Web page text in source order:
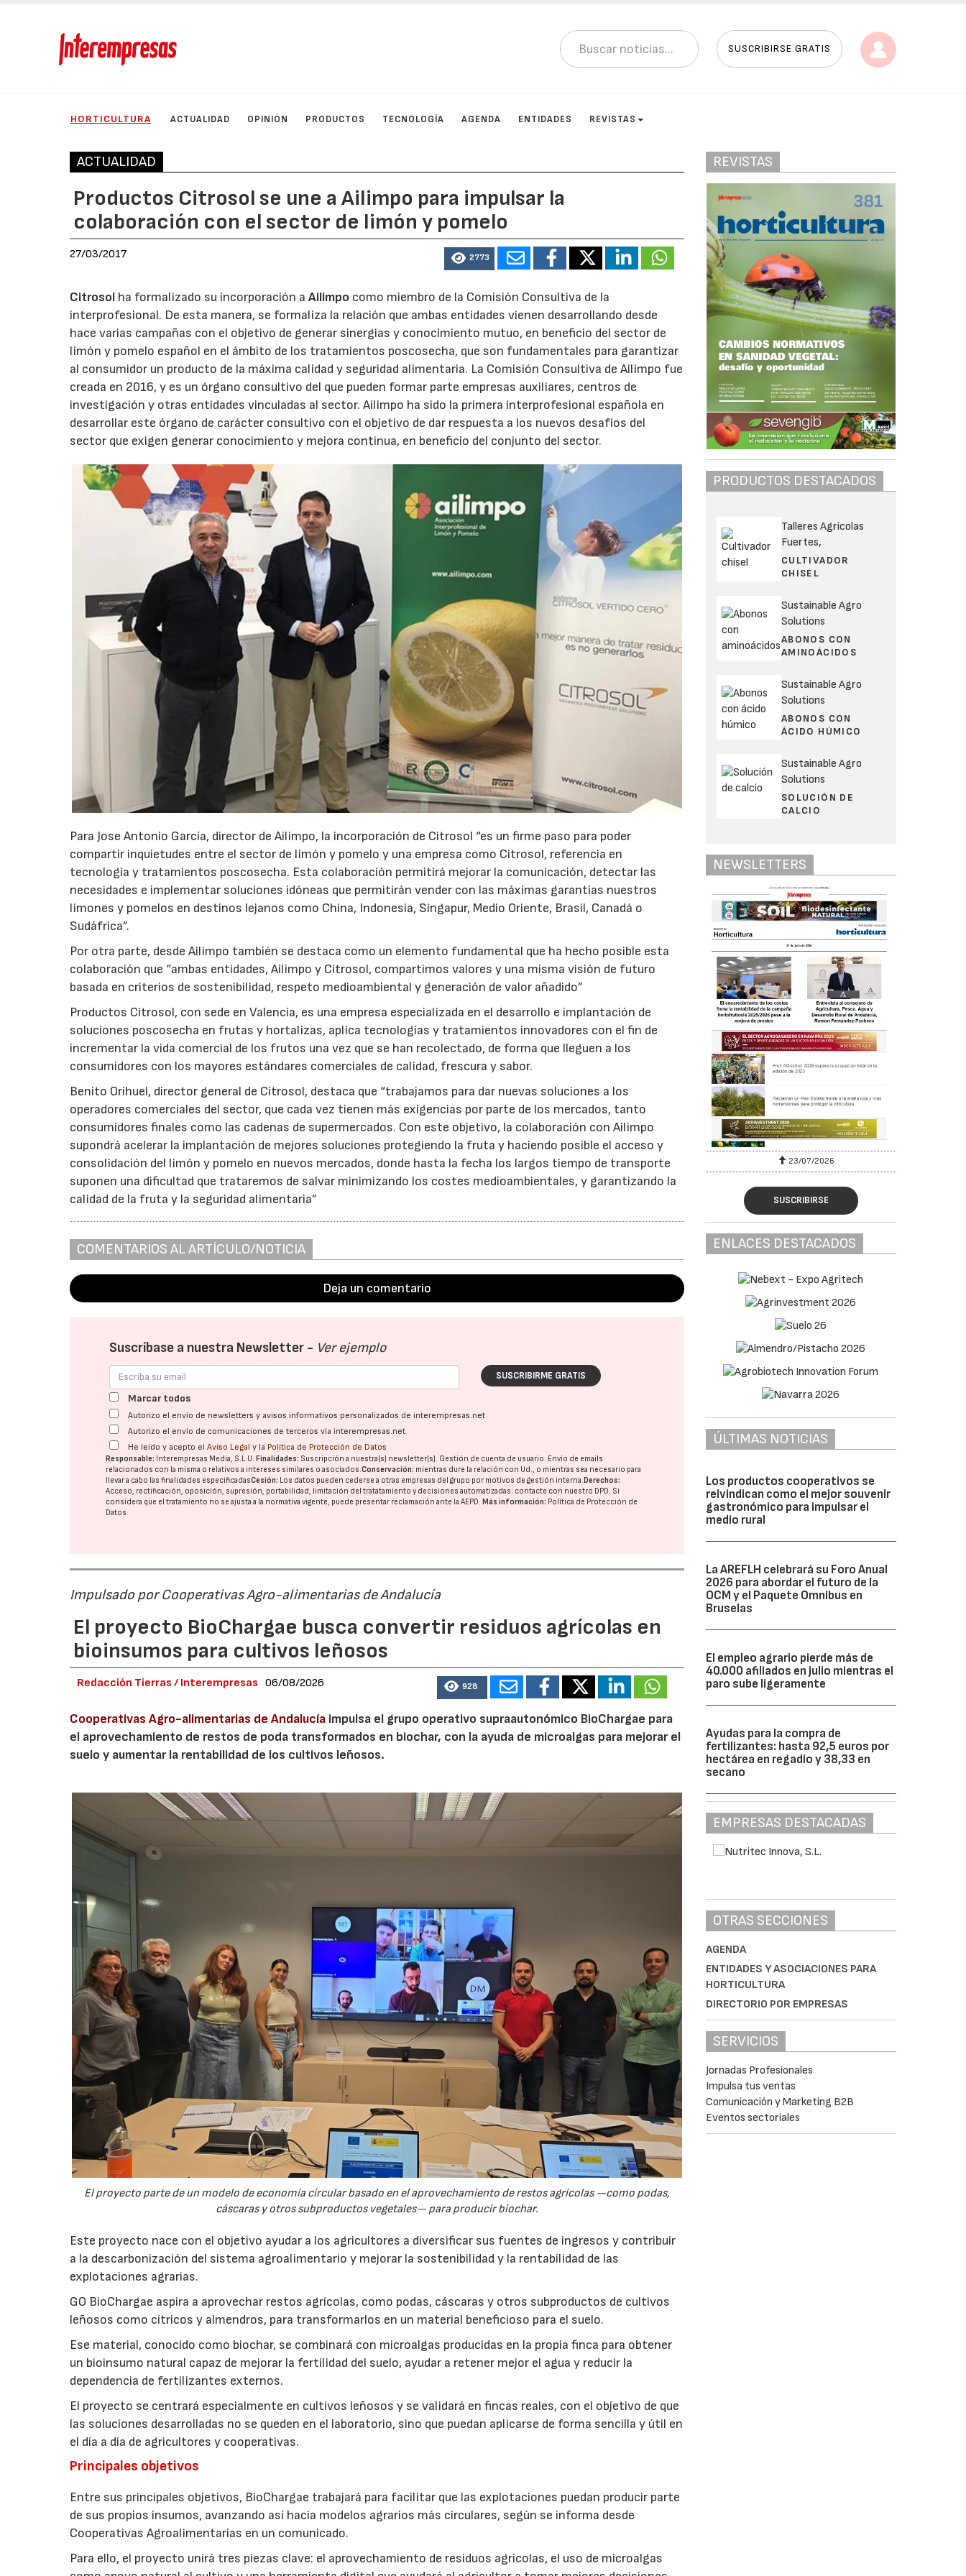
SUSCRIBIRSE GRATIS
HORTICULTURA ACTUALIDAD OPINIÓN PRODUCTOS TECNOLOGÍA AGENDA ENTIDADES REVISTAS
ACTUALIDAD
Productos Citrosol se une a Ailimpo para impulsar la
colaboración con el sector de limón y pomelo
27/03/2017 2773
Citrosol ha formalizado su incorporación aAilimpo como miembro de la Comisión Consultiva de la
interprofesional. De esta manera, se formaliza la relación que ambas entidades vienen desarrollando desde
hace varias campañas con el objetivo de generar sinergias y conocimiento mutuo, en beneficio del sector de
limón y pomelo español en el ámbito de los tratamientos poscosecha, que son fundamentales para garantizar
al consumidor un producto de la máxima calidad y seguridad alimentaria. La Comisión Consultiva de Ailimpo fue
creada en 2016, y es un órgano consultivo del que pueden formar parte empresas auxiliares, centros de
investigación y otras entidades vinculadas al sector. Ailimpo ha sido la primera interprofesional española en
desarrollar este órgano de carácter consultivo con el objetivo de dar respuesta a los nuevos desafíos del
sector que exigen generar conocimiento y mejora continua, en beneficio del conjunto del sector.
Para Jose Antonio García, director de Ailimpo, la incorporación de Citrosol “es un firme paso para poder
compartir inquietudes entre el sector de limón y pomelo y una empresa como Citrosol, referencia en
tecnología y tratamientos poscosecha. Esta colaboración permitirá mejorar la comunicación, detectar las
necesidades e implementar soluciones idóneas que permitirán vender con las máximas garantías nuestros
limones y pomelos en destinos lejanos como China, Indonesia, Singapur, Medio Oriente, Brasil, Canadá o
Sudáfrica”.
Por otra parte, desde Ailimpo también se destaca como un elemento fundamental que ha hecho posible esta
colaboración que “ambas entidades, Ailimpo y Citrosol, compartimos valores y una misma visión de futuro
basada en criterios de sostenibilidad, respeto medioambiental y generación de valor añadido”
Productos Citrosol, con sede en Valencia, es una empresa especializada en el desarrollo e implantación de
soluciones poscosecha en frutas y hortalizas, aplica tecnologías y tratamientos innovadores con el fin de
incrementar la vida comercial de los frutos una vez que se han recolectado, de forma que lleguen a los
consumidores con los mayores estándares comerciales de calidad, frescura y sabor.
Benito Orihuel, director general de Citrosol, destaca que “trabajamos para dar nuevas soluciones a los
operadores comerciales del sector, que cada vez tienen más exigencias por parte de los mercados, tanto
consumidores finales como las cadenas de supermercados. Con este objetivo, la colaboración con Ailimpo
supondrá acelerar la implantación de mejores soluciones protegiendo la fruta y haciendo posible el acceso y
consolidación del limón y pomelo en nuevos mercados, donde hasta la fecha los largos tiempo de transporte
suponen una dificultad que trataremos de salvar minimizando los costes medioambientales, y garantizando la
calidad de la fruta y la seguridad alimentaria”
COMENTARIOS AL ARTÍCULO/NOTICIA
Deja un comentario
Suscríbase a nuestra Newsletter - Ver ejemplo
SUSCRIBIRME GRATIS
Marcar todos
Autorizo el envío de newsletters y avisos informativos personalizados de interempresas.net
Autorizo el envío de comunicaciones de terceros vía interempresas.net
He leído y acepto elAviso Legal y la Política de Protección de Datos
Responsable: Interempresas Media, S.L.U.Finalidades: Suscripción a nuestra(s) newsletter(s). Gestión de cuenta de usuario. Envío de emails
relacionados con la misma o relativos a intereses similares o asociados.Conservación: mientras dure la relación con Ud., o mientras sea necesario para
llevar a cabo las finalidades especificadasCesión: Los datos pueden cederse a otras empresas del grupo por motivos de gestión interna.Derechos:
Acceso, rectificación, oposición, supresión, portabilidad, limitación del tratatamiento y decisiones automatizadas: contacte con nuestro DPD. Si
considera que el tratamiento no se ajusta a la normativa vigente, puede presentar reclamación ante laAEPD.Más información: Política de Protección de
Datos
Impulsado por Cooperativas Agro-alimentarias de Andalucía
El proyecto BioChargae busca convertir residuos agrícolas en
bioinsumos para cultivos leñosos
Redacción Tierras / Interempresas 06/08/2026 928
Cooperativas Agro-alimentarias de Andalucía impulsa el grupo operativo supraautonómico BioChargae para
el aprovechamiento de restos de poda transformados en biochar, con la ayuda de microalgas para mejorar el
suelo y aumentar la rentabilidad de los cultivos leñosos.
El proyecto parte de un modelo de economía circular basado en el aprovechamiento de restos agrícolas —como podas,
cáscaras y otros subproductos vegetales— para producir biochar.
Este proyecto nace con el objetivo ayudar a los agricultores a diversificar sus fuentes de ingresos y contribuir
a la descarbonización del sistema agroalimentario y mejorar la sostenibilidad y la rentabilidad de las
explotaciones agrarias.
GO BioChargae aspira a aprovechar restos agrícolas, como podas, cáscaras y otros subproductos de cultivos
leñosos como cítricos y almendros, para transformarlos en un material beneficioso para el suelo.
Ese material, conocido como biochar, se combinará con microalgas producidas en la propia finca para obtener
un bioinsumo natural capaz de mejorar la fertilidad del suelo, ayudar a retener mejor el agua y reducir la
dependencia de fertilizantes externos.
El proyecto se centrará especialmente en cultivos leñosos y se validará en fincas reales, con el objetivo de que
las soluciones desarrolladas no se queden en el laboratorio, sino que puedan aplicarse de forma sencilla y útil en
el día a día de agricultores y cooperativas.
Principales objetivos
Entre sus principales objetivos, BioChargae trabajará para facilitar que las explotaciones puedan producir parte
de sus propios insumos, avanzando así hacia modelos agrarios más circulares, según se informa desde
Cooperativas Agroalimentarias en un comunicado.
Para ello, el proyecto unirá tres piezas clave: el aprovechamiento de residuos agrícolas, el uso de microalgas
REVISTAS
PRODUCTOS DESTACADOS
Talleres Agrícolas
Fuertes,
CULTIVADOR
CHISEL
Sustainable Agro
Solutions
ABONOS CON
AMINOÁCIDOS
Sustainable Agro
Solutions
ABONOS CON
ÁCIDO HÚMICO
Sustainable Agro
Solutions
SOLUCIÓN DE
CALCIO
NEWSLETTERS
23/07/2026 30/07/2026 23/07/2026
SUSCRIBIRSE
ENLACES DESTACADOS
ÚLTIMAS NOTICIAS
Los productos cooperativos se
reivindican como el mejor souvenir
gastronómico para impulsar el
medio rural
La AREFLH celebrará su Foro Anual
2026 para abordar el futuro de la
OCM y el Paquete Omnibus en
Bruselas
El empleo agrario pierde más de
40.000 afiliados en julio mientras el
paro sube ligeramente
Ayudas para la compra de
fertilizantes: hasta 92,5 euros por
hectárea en regadío y 38,33 en
secano
EMPRESAS DESTACADAS
OTRAS SECCIONES
AGENDA
ENTIDADES Y ASOCIACIONES PARA
HORTICULTURA
DIRECTORIO POR EMPRESAS
SERVICIOS
Jornadas Profesionales
Impulsa tus ventas
Comunicación y Marketing B2B
Eventos sectoriales